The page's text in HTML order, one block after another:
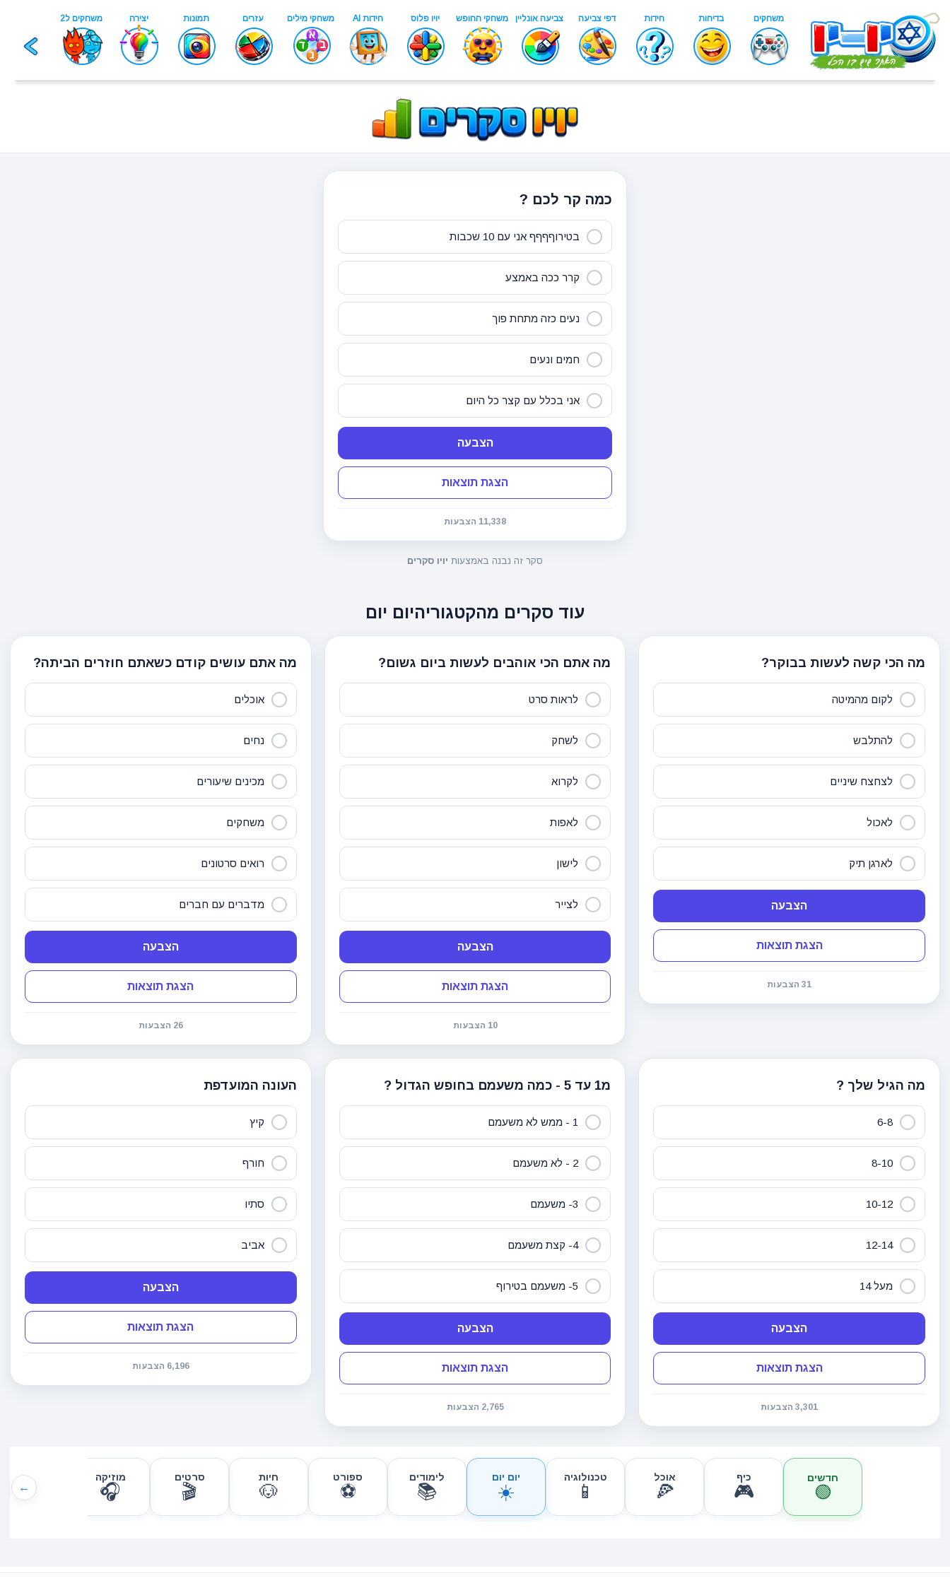
כמה קר לכם ?
בטירוףףףף אני עם 10 שכבות
קרר ככה באמצע
נעים כזה מתחת פוך
חמים ונעים
אני בכלל עם קצר כל היום
הצבעה
הצגת תוצאות
11,338 הצבעות
סקר זה נבנה באמצעות יויו סקרים
עוד סקרים מהקטגוריהיום יום
מה הכי קשה לעשות בבוקר?
לקום מהמיטה
להתלבש
לצחצח שיניים
לאכול
לארגן תיק
הצבעה
הצגת תוצאות
31 הצבעות
מה אתם הכי אוהבים לעשות ביום גשום?
לראות סרט
לשחק
לקרוא
לאפות
לישון
לצייר
הצבעה
הצגת תוצאות
10 הצבעות
מה אתם עושים קודם כשאתם חוזרים הביתה?
אוכלים
נחים
מכינים שיעורים
משחקים
רואים סרטונים
מדברים עם חברים
הצבעה
הצגת תוצאות
26 הצבעות
מה הגיל שלך ?
6-8
8-10
10-12
12-14
מעל 14
הצבעה
הצגת תוצאות
3,301 הצבעות
מ1 עד 5 - כמה משעמם בחופש הגדול ?
1 - ממש לא משעמם
2 - לא משעמם
3- משעמם
4- קצת משעמם
5- משעמם בטירוף
הצבעה
הצגת תוצאות
2,765 הצבעות
העונה המועדפת
קיץ
חורף
סתיו
אביב
הצבעה
הצגת תוצאות
6,196 הצבעות
← 🟢
חדשים
🎮
כיף
🍕
אוכל
📱
טכנולוגיה
☀️
יום יום
📚
לימודים
⚽
ספורט
🐶
חיות
🎬
סרטים
🎧
מוזיקה
✈️
חופשות